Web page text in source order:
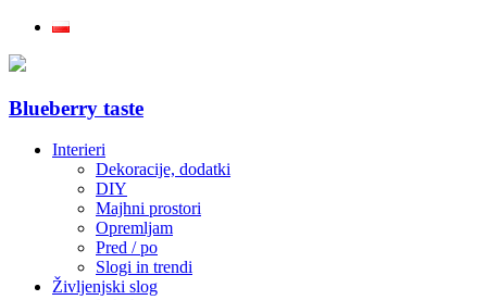
Blueberry taste
Interieri
Dekoracije, dodatki
DIY
Majhni prostori
Opremljam
Pred / po
Slogi in trendi
Življenjski slog